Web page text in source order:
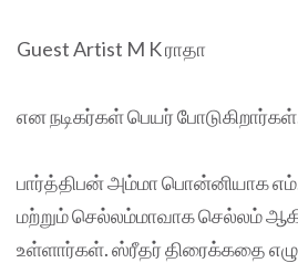
Guest Artist M K ராதா
என நடிகர்கள் பெயர்
பார்த்திபன் அம்மா பொன்னியாக
மற்றும் செல்லம்மாவாக செல்லம்
உள்ளார்கள். ஸ்ரீதர் திரைக்கதை